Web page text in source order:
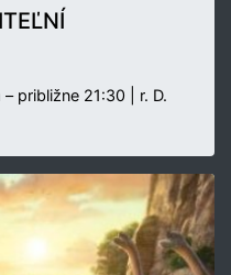
približne 21:30 | r. D.